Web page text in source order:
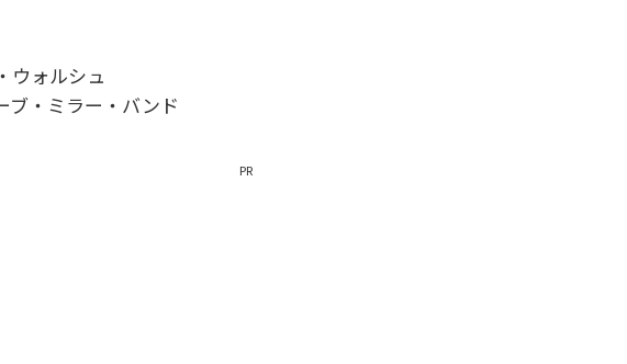
ォルシュ
・ミラー・バンド
PR